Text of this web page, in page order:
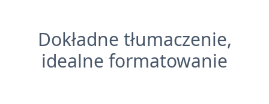
Dokładne tłumaczenie,
idealne formatowanie